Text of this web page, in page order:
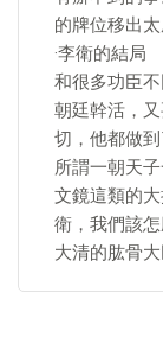
的牌位移出太
·李衛的結局
和很多功臣
朝廷幹活，
切，他都做
所謂一朝天
文鏡這類的
衛，我們該
大清的肱骨